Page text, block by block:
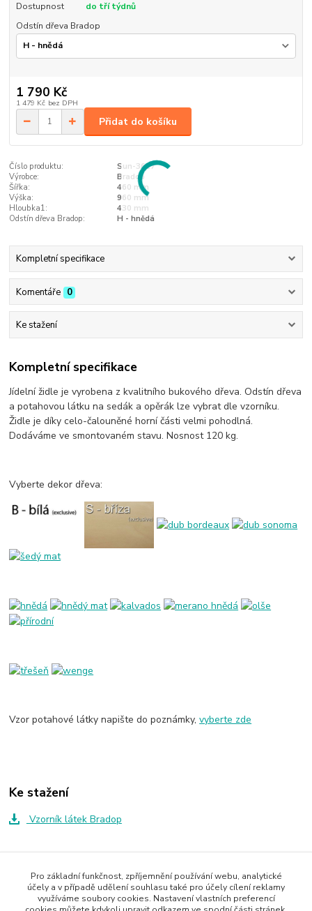
Dostupnost
do tří týdnů
Odstín dřeva Bradop
1 790 Kč
1 479 Kč bez DPH
Přidat do košíku
Číslo produktu:
Sun-3617
Výrobce:
Bradop
Šířka:
460 mm
Výška:
960 mm
Hloubka1:
430 mm
Odstín dřeva Bradop:
H - hnědá
Kompletní specifikace
Komentáře 0
Ke stažení
Kompletní specifikace
Jídelní židle je vyrobena z kvalitního bukového dřeva. Odstín dřeva
a potahovou látku na sedák a opěrák lze vybrat dle vzorníku.
Židle je díky celo-čalouněné horní části velmi pohodlná.
Dodáváme ve smontovaném stavu. Nosnost 120 kg.
Vyberte dekor dřeva:
Vzor potahové látky napište do poznámky,vyberte zde
Ke stažení
Vzorník látek Bradop
Zboží zařazeno v kategoriích
Židle
Pro základní funkčnost, zpříjemnění používání webu, analytické
účely a v případě udělení souhlasu také pro účely cílení reklamy
využíváme soubory cookies. Nastavení vlastních preferencí